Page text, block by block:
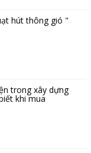
hút thông gió "
trong xây dựng
khi mua